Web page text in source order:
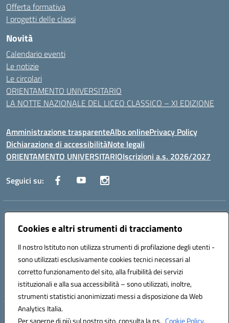
Cookies e altri strumenti di tracciamento
Il nostro Istituto non utilizza strumenti di profilazione degli utenti -
sono utilizzati esclusivamente cookies tecnici necessari al
corretto funzionamento del sito, alla fruibilità dei servizi
istituzionali e alla sua accessibilità – sono utilizzati, inoltre,
strumenti statistici anonimizzati messi a disposizione da Web
Analytics Italia.
Per saperne di più sul nostro sito, consulta la ns. Cookie Policy.
Offerta formativa
I progetti delle classi
Novità
Calendario eventi
Le notizie
Le circolari
ORIENTAMENTO UNIVERSITARIO
LA NOTTE NAZIONALE DEL LICEO CLASSICO – XI EDIZIONE
Amministrazione trasparenteAlbo onlinePrivacy Policy
Dichiarazione di accessibilitàNote legali
ORIENTAMENTO UNIVERSITARIOIscrizioni a.s. 2026/2027
Seguici su:
Indirizzo:
Centralino:0882 331218 Email:fgps210002@istruzione.it
Codice fiscale: 93071630714
Codice meccanografico:
FGPS210002
Codice unico di fatturazione (CUF): UF7W9K
Hosting & Powered by 3D Solution S.r.l.